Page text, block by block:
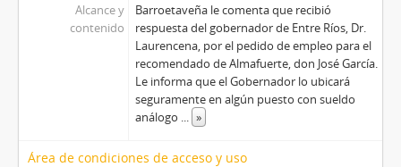
Alcance y
contenido
Barroetaveña le comenta que recibió
respuesta del gobernador de Entre Ríos, Dr.
Laurencena, por el pedido de empleo para el
recomendado de Almafuerte, don José García.
Le informa que el Gobernador lo ubicará
seguramente en algún puesto con sueldo
análogo ... »
Área de condiciones de acceso y uso